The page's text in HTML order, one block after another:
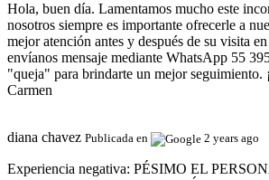
Hola, buen día. Lamentamos mucho este
nosotros siempre es importante ofrecerle a
mejor atención antes y después de su visita
envíanos mensaje mediante WhatsApp 55
"queja" para brindarte un mejor seguimiento.
Carmen
diana chavez Publicada en 2 years ago
Experiencia negativa: PÉSIMO EL